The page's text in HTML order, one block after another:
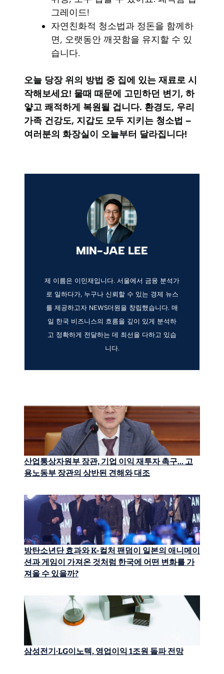
그레이드!
자연친화적 청소법과 정돈을 함께하
면, 오랫동안 깨끗함을 유지할 수 있
습니다.
오늘 당장 위의 방법 중 집에 있는 재료로 시
작해보세요! 물때 때문에 고민하던 변기, 하
얗고 쾌적하게 복원될 겁니다. 환경도, 우리
가족 건강도, 지갑도 모두 지키는 청소법 –
여러분의 화장실이 오늘부터 달라집니다!
MIN-JAE LEE
제 이름은 이민재입니다. 서울에서 금융 분석가
로 일하다가, 누구나 신뢰할 수 있는 경제 뉴스
를 제공하고자 NEWS더원을 창립했습니다. 매
일 한국 비즈니스의 흐름을 깊이 있게 분석하
고 정확하게 전달하는 데 최선을 다하고 있습
니다.
산업통상자원부 장관, 기업 이익 재투자 촉구… 고
용노동부 장관의 상반된 견해와 대조
방탄소년단 효과와 K-컬처 팬덤이 일본의 애니메이
션과 게임이 가져온 것처럼 한국에 어떤 변화를 가
져올 수 있을까?
삼성전기·LG이노텍, 영업이익 1조원 돌파 전망